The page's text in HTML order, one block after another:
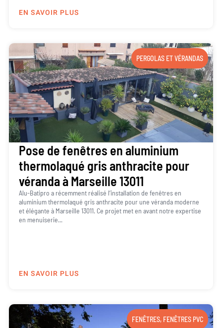
EN SAVOIR PLUS
PERGOLAS ET VÉRANDAS
Pose de fenêtres en aluminium
thermolaqué gris anthracite pour
véranda à Marseille 13011
Alu-Batipro a récemment réalisé l’installation de fenêtres en
aluminium thermolaqué gris anthracite pour une véranda moderne
et élégante à Marseille 13011. Ce projet met en avant notre expertise
en menuiserie...
EN SAVOIR PLUS
FENÊTRES, FENÊTRES PVC